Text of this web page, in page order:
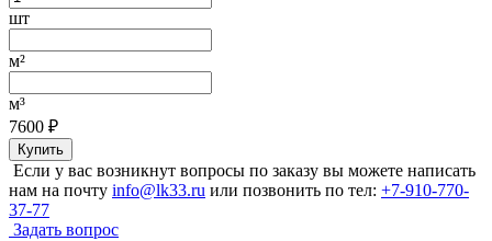
шт
м²
м³
7600 ₽
Купить
Если у вас возникнут вопросы по заказу вы можете написать
нам на почту info@lk33.ru или позвонить по тел: +7-910-770-
37-77
Задать вопрос